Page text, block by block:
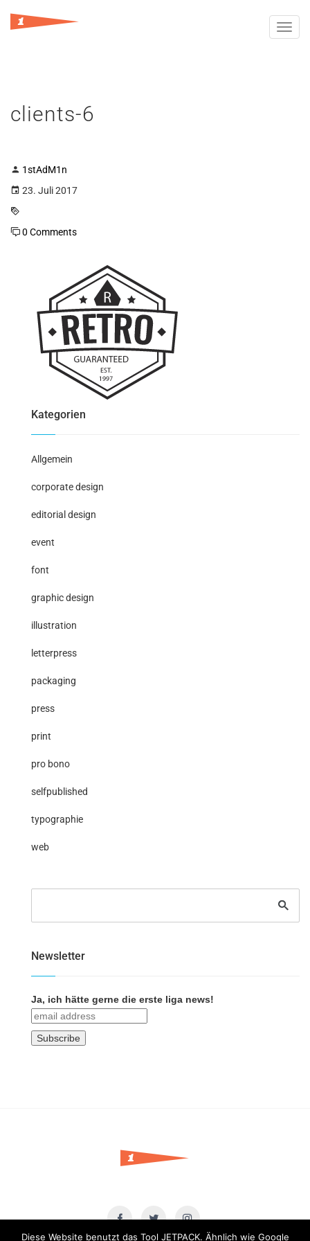
clients-6
1stAdM1n
23. Juli 2017
0 Comments
Kategorien
Allgemein
corporate design
editorial design
event
font
graphic design
illustration
letterpress
packaging
press
print
pro bono
selfpublished
typographie
web
Newsletter
Ja, ich hätte gerne die erste liga news!
Diese Website benutzt das Tool JETPACK. Ähnlich wie Google